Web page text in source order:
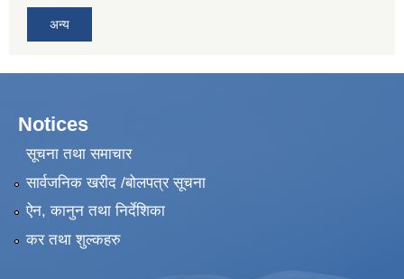
अन्य
Notices
सूचना तथा समाचार
सार्वजनिक खरीद /बोलपत्र सूचना
ऐन, कानुन तथा निर्देशिका
कर तथा शुल्कहरु